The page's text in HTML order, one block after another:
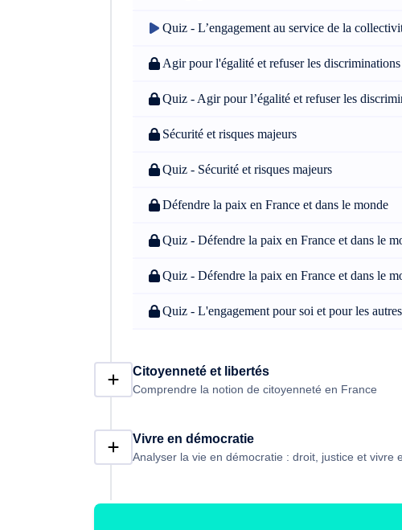
Quiz - L’engagement au service de la
Agir pour l'égalité et refuser les discriminations
Quiz - Agir pour l’égalité et refuser les
Sécurité et risques majeurs
Quiz - Sécurité et risques majeurs
Défendre la paix en France et dans le monde
Quiz - Défendre la paix en France et dans le
Quiz - Défendre la paix en France et dans le
Quiz - L'engagement pour soi et pour les autres
Citoyenneté et libertés
Comprendre la notion de citoyenneté en France
Vivre en démocratie
Analyser la vie en démocratie : droit, justice et vivre